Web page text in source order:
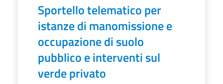
Sportello telematico per
istanze di manomissione e
occupazione di suolo
pubblico e interventi sul
verde privato